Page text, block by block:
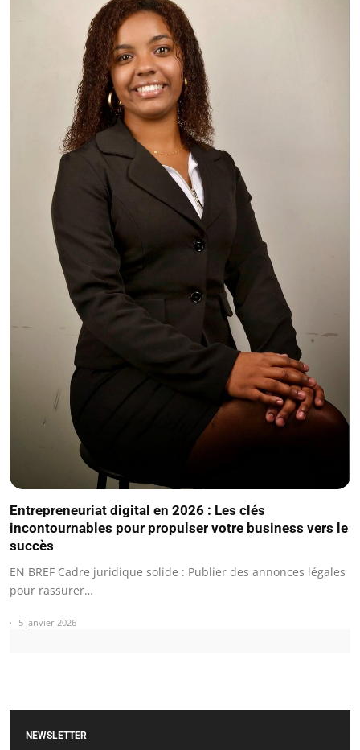
Entrepreneuriat digital en 2026 : Les clés
incontournables pour propulser votre business vers le
succès
EN BREF Cadre juridique solide : Publier des annonces légales
pour rassurer…
5 janvier 2026
NEWSLETTER